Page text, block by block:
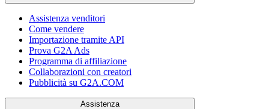
Assistenza venditori
Come vendere
Importazione tramite API
Prova G2A Ads
Programma di affiliazione
Collaborazioni con creatori
Pubblicità su G2A.COM
Assistenza